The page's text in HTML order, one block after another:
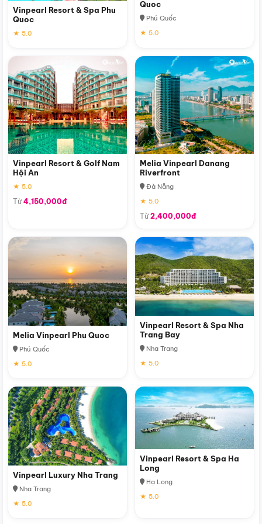
Vinpearl Resort & Spa Phu
Quoc
★ 5.0
Quoc
Phú Quốc
★ 5.0
Vinpearl Resort & Golf Nam
Hội An
★ 5.0
Từ4,150,000đ
Melia Vinpearl Danang
Riverfront
Đà Nẵng
★ 5.0
Từ2,400,000đ
Melia Vinpearl Phu Quoc
Phú Quốc
★ 5.0
Vinpearl Resort & Spa Nha
Trang Bay
Nha Trang
★ 5.0
Vinpearl Luxury Nha Trang
Nha Trang
★ 5.0
Vinpearl Resort & Spa Ha
Long
Hạ Long
★ 5.0